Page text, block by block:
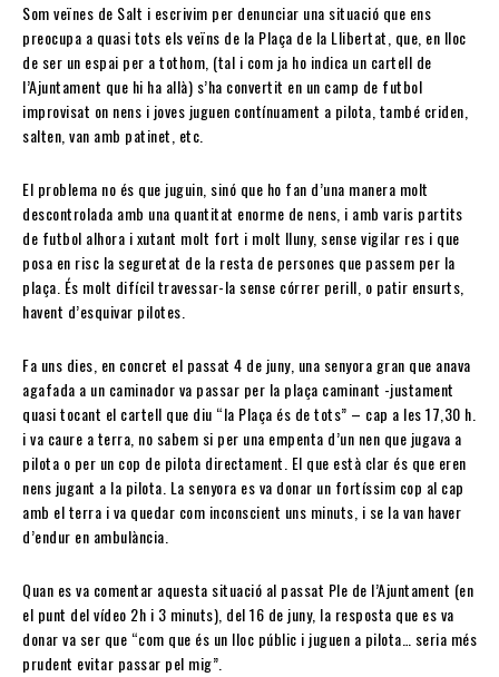
Som veïnes de Salt i escrivim per denunciar una situació que ens
preocupa a quasi tots els veïns de la Plaça de la Llibertat, que, en lloc
de ser un espai per a tothom, (tal i com ja ho indica un cartell de
l’Ajuntament que hi ha allà) s’ha convertit en un camp de futbol
improvisat on nens i joves juguen contínuament a pilota, també criden,
salten, van amb patinet, etc.
El problema no és que juguin, sinó que ho fan d’una manera molt
descontrolada amb una quantitat enorme de nens, i amb varis partits
de futbol alhora i xutant molt fort i molt lluny, sense vigilar res i que
posa en risc la seguretat de la resta de persones que passem per la
plaça. És molt difícil travessar-la sense córrer perill, o patir ensurts,
havent d’esquivar pilotes.
Fa uns dies, en concret el passat 4 de juny, una senyora gran que anava
agafada a un caminador va passar per la plaça caminant -justament
quasi tocant el cartell que diu “la Plaça és de tots” – cap a les 17,30 h.
i va caure a terra, no sabem si per una empenta d’un nen que jugava a
pilota o per un cop de pilota directament. El que està clar és que eren
nens jugant a la pilota. La senyora es va donar un fortíssim cop al cap
amb el terra i va quedar com inconscient uns minuts, i se la van haver
d’endur en ambulància.
Quan es va comentar aquesta situació al passat Ple de l’Ajuntament (en
el punt del vídeo 2h i 3 minuts), del 16 de juny, la resposta que es va
donar va ser que “com que és un lloc públic i juguen a pilota… seria més
prudent evitar passar pel mig”.